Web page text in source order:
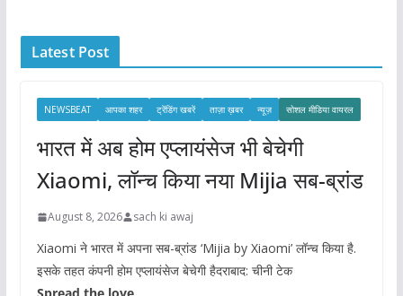
Latest Post
NEWSBEAT आपका शहर ट्रेंडिंग खबरें ताज़ा ख़बर न्यूज़ सोशल मीडिया वायरल
भारत में अब होम एप्लायंसेज भी बेचेगी
Xiaomi, लॉन्च किया नया Mijia सब-ब्रांड
August 8, 2026 sach ki awaj
Xiaomi ने भारत में अपना सब-ब्रांड ‘Mijia by Xiaomi’ लॉन्च किया है.
इसके तहत कंपनी होम एप्लायंसेज बेचेगी हैदराबाद: चीनी टेक